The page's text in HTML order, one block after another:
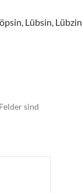
Lübsin, Lübzin
sind